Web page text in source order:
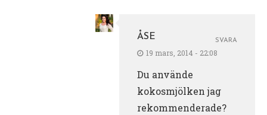
ÅSE
19 mars, 2014 - 22:08
Du använde
kokosmjölken jag
rekommenderade?
SVARA